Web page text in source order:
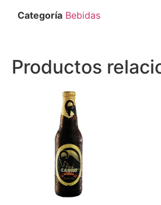
Productos
Categoría Bebidas